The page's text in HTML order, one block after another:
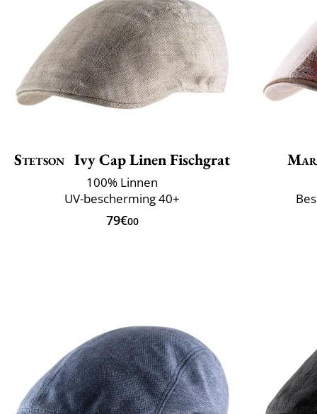
Stetson Ivy Cap Linen Fischgrat
100% Linnen
UV-bescherming 40+
79€00